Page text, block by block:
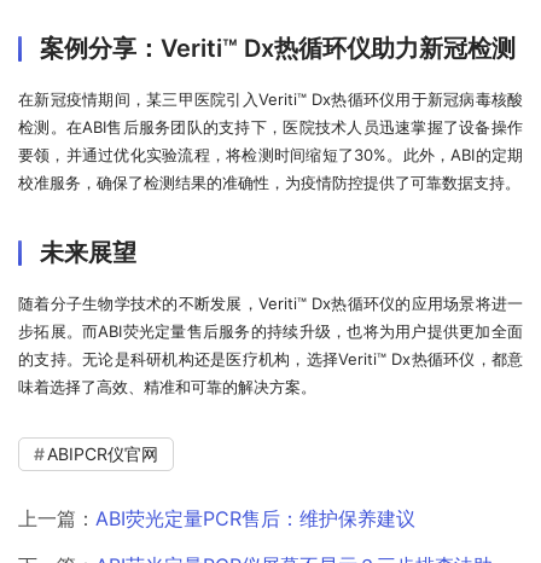
案例分享：Veriti™ Dx热循环仪助力新冠检测
在新冠疫情期间，某三甲医院引入Veriti™ Dx热循环仪用于新冠病毒核酸
检测。在ABI售后服务团队的支持下，医院技术人员迅速掌握了设备操作
要领，并通过优化实验流程，将检测时间缩短了30%。此外，ABI的定期
校准服务，确保了检测结果的准确性，为疫情防控提供了可靠数据支持。
未来展望
随着分子生物学技术的不断发展，Veriti™ Dx热循环仪的应用场景将进一
步拓展。而ABI荧光定量售后服务的持续升级，也将为用户提供更加全面
的支持。无论是科研机构还是医疗机构，选择Veriti™ Dx热循环仪，都意
味着选择了高效、精准和可靠的解决方案。
ABIPCR仪官网
上一篇： ABI荧光定量PCR售后：维护保养建议